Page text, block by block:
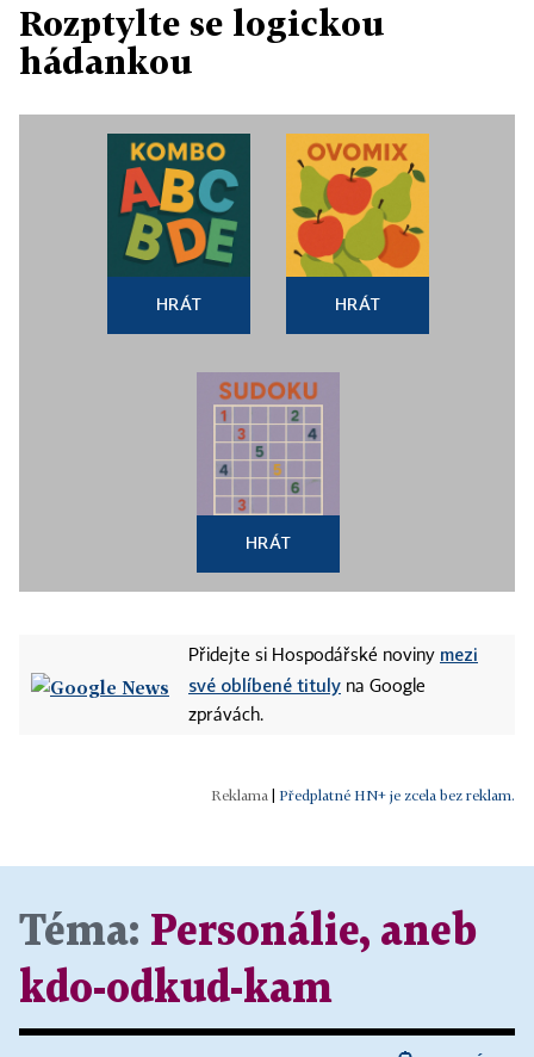
Rozptylte se logickou
hádankou
HRÁT HRÁT
HRÁT
Přidejte si Hospodářské noviny mezi
své oblíbené tituly na Google
zprávách.
Předplatné HN+ je zcela bez reklam.
Téma: Personálie, aneb
kdo-odkud-kam